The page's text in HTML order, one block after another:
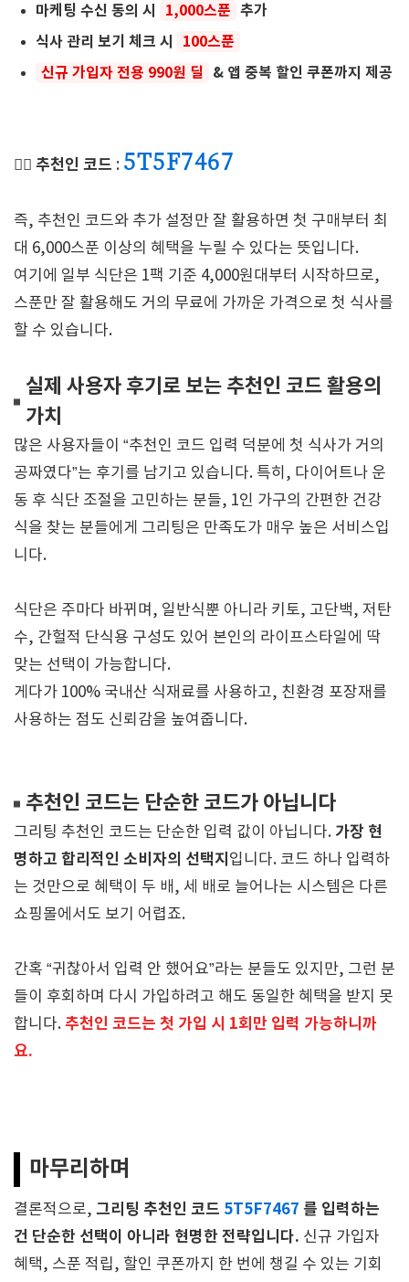
마케팅 수신 동의 시 1,000스푼 추가
식사 관리 보기 체크 시
100스푼
신규 가입자 전용 990원 딜 & 앱 중복 할인 쿠폰까지 제공
👉🏻 추천인 코드 : 5T5F7467
즉, 추천인 코드와 추가 설정만 잘 활용하면 첫 구매부터 최
대 6,000스푼 이상의 혜택을 누릴 수 있다는 뜻입니다.
여기에 일부 식단은 1팩 기준 4,000원대부터 시작하므로,
스푼만 잘 활용해도 거의 무료에 가까운 가격으로 첫 식사를
할 수 있습니다.
실제 사용자 후기로 보는 추천인 코드 활용의
가치
많은 사용자들이 “추천인 코드 입력 덕분에 첫 식사가 거의
공짜였다”는 후기를 남기고 있습니다. 특히, 다이어트나 운
동 후 식단 조절을 고민하는 분들, 1인 가구의 간편한 건강
식을 찾는 분들에게 그리팅은 만족도가 매우 높은 서비스입
니다.
식단은 주마다 바뀌며, 일반식뿐 아니라 키토, 고단백, 저탄
수, 간헐적 단식용 구성도 있어 본인의 라이프스타일에 딱
맞는 선택이 가능합니다.
게다가 100% 국내산 식재료를 사용하고, 친환경 포장재를
사용하는 점도 신뢰감을 높여줍니다.
추천인 코드는 단순한 코드가 아닙니다
그리팅 추천인 코드는 단순한 입력 값이 아닙니다. 가장 현
명하고 합리적인 소비자의 선택지 입니다. 코드 하나 입력하
는 것만으로 혜택이 두 배, 세 배로 늘어나는 시스템은 다른
쇼핑몰에서도 보기 어렵죠.
간혹 “귀찮아서 입력 안 했어요”라는 분들도 있지만, 그런 분
들이 후회하며 다시 가입하려고 해도 동일한 혜택을 받지 못
합니다. 추천인 코드는 첫 가입 시 1회만 입력 가능하니까
요.
마무리하며
결론적으로, 그리팅 추천인 코드 5T5F7467 를 입력하는
건 단순한 선택이 아니라 현명한 전략입니다. 신규 가입자
혜택, 스푼 적립, 할인 쿠폰까지 한 번에 챙길 수 있는 기회